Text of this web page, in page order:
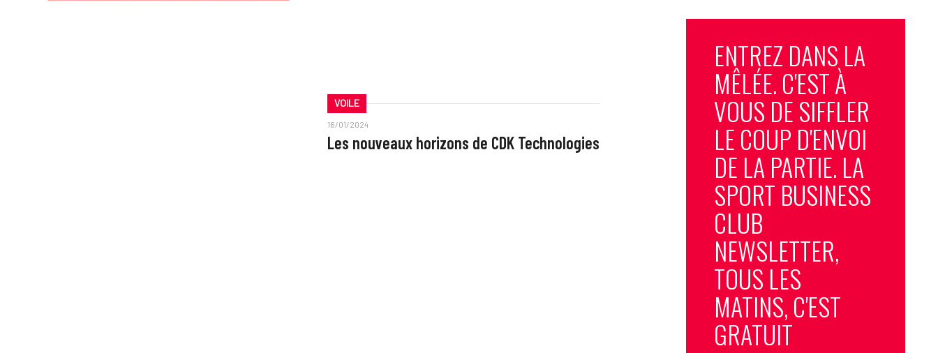
VOILE
16/01/2024
Les nouveaux horizons de CDK Technologies
ENTREZ DANS LA
MÊLÉE. C'EST À
VOUS DE SIFFLER
LE COUP D'ENVOI
DE LA PARTIE. LA
SPORT BUSINESS
CLUB
NEWSLETTER,
TOUS LES
MATINS, C'EST
GRATUIT